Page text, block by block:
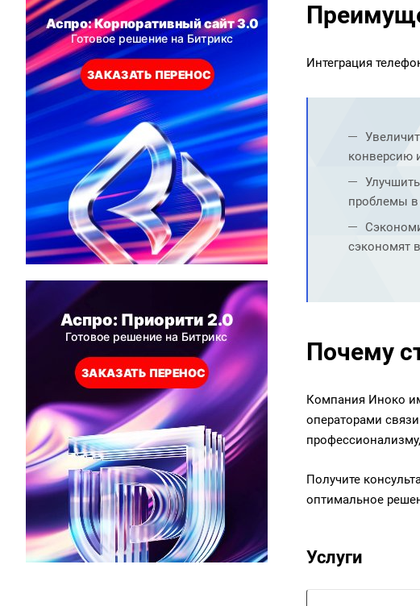
Интеграция
конверсию
проблемы в
сэкономят
Почему
Компания Иноко
операторами
Получите
оптимальное
Услуги